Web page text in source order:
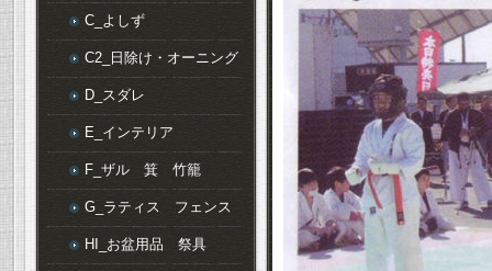
C_よしず
C2_日除け・オーニング
D_スダレ
E_インテリア
F_ザル 箕 竹籠
G_ラティス フェンス
HI_お盆用品 祭具